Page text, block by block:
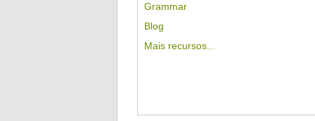
Grammar
Blog
Mais recursos...